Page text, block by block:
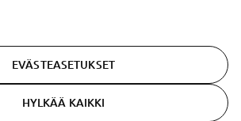
Motor Europe N.V. - All Rights
EVÄSTEASETUKSET
HYLKÄÄ KAIKKI